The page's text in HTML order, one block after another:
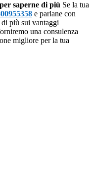
saperne di più Se la tua
e parlane con
più sui vantaggi
una consulenza
migliore per la tua